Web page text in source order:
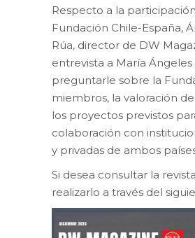
Respecto a la
Fundación Chile-España,
Rúa, director de DW
entrevista a María Ángeles
preguntarle sobre la
miembros, la valoración
los proyectos previstos
colaboración con
y privadas de ambos
Si desea consultar la
realizarlo a través del